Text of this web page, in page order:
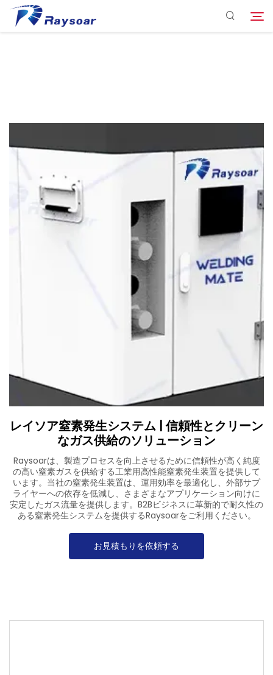
機能部品
Solūshon
検索
レイソア窒素発生システム | 信頼性とクリーン
なガス供給のソリューション
Raysoarは、製造プロセスを向上させるために信頼性が高く純度
の高い窒素ガスを供給する工業用高性能窒素発生装置を提供して
います。当社の窒素発生装置は、運用効率を最適化し、外部サプ
ライヤーへの依存を低減し、さまざまなアプリケーション向けに
安定したガス流量を提供します。B2Bビジネスに革新的で耐久性の
ある窒素発生システムを提供するRaysoarをご利用ください。
お見積もりを依頼する